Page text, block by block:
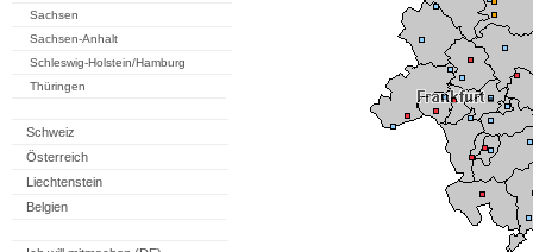
Sachsen
Sachsen-Anhalt
Schleswig-Holstein/Hamburg
Thüringen
Schweiz
Österreich
Liechtenstein
Belgien